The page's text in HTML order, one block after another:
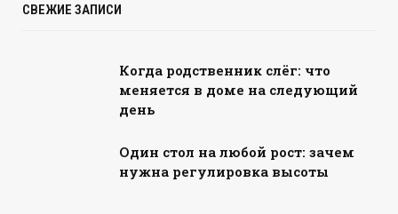
СВЕЖИЕ ЗАПИСИ
Когда родственник слёг: что
меняется в доме на следующий
день
Один стол на любой рост: зачем
нужна регулировка высоты